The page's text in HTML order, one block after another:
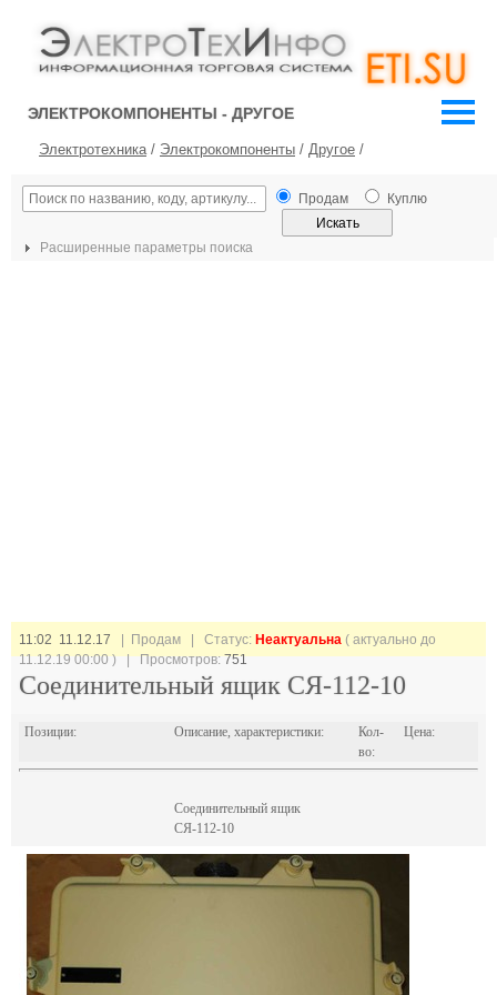
ЭЛЕКТРОКОМПОНЕНТЫ - ДРУГОЕ
Электротехника/ Электрокомпоненты / Другое /
Продам Куплю
Расширенные параметры поиска
11:02 11.12.17 | Продам | Статус: Неактуальна ( актуально до
11.12.19 00:00 ) | Просмотров:751
Соединительный ящик СЯ-112-10
Позиции: Описание, характеристики:
Кол-
во:
Цена:
Соединительный ящик
СЯ-112-10